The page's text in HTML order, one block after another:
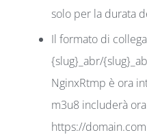
solo per la durata
Il formato di
{slug}_abr/
NginxRtmp è ora
m3u8 includerà
https://